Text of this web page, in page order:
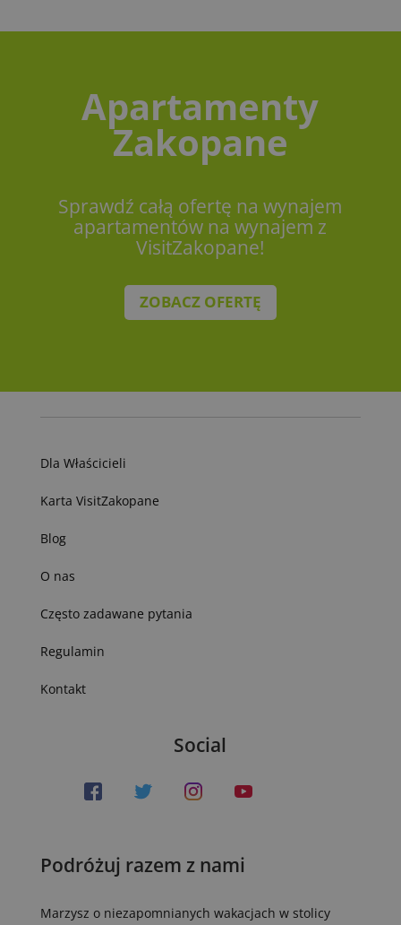
Apartamenty
Zakopane
Sprawdź całą ofertę na wynajem
apartamentów na wynajem z
VisitZakopane!
ZOBACZ OFERTĘ
Dla Właścicieli
Karta VisitZakopane
Blog
O nas
Często zadawane pytania
Regulamin
Kontakt
Social
Podróżuj razem z nami
Marzysz o niezapomnianych wakacjach w stolicy